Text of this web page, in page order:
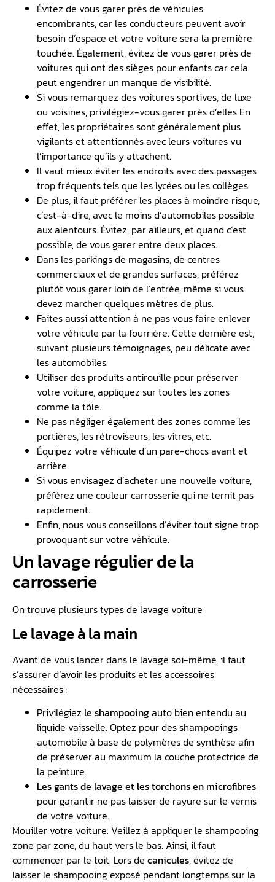
Évitez de vous garer près de véhicules
encombrants, car les conducteurs peuvent avoir
besoin d’espace et votre voiture sera la première
touchée. Également, évitez de vous garer près de
voitures qui ont des sièges pour enfants car cela
peut engendrer un manque de visibilité.
Si vous remarquez des voitures sportives, de luxe
ou voisines, privilégiez-vous garer près d’elles En
effet, les propriétaires sont généralement plus
vigilants et attentionnés avec leurs voitures vu
l’importance qu’ils y attachent.
Il vaut mieux éviter les endroits avec des passages
trop fréquents tels que les lycées ou les collèges.
De plus, il faut préférer les places à moindre risque,
c’est-à-dire, avec le moins d’automobiles possible
aux alentours. Évitez, par ailleurs, et quand c’est
possible, de vous garer entre deux places.
Dans les parkings de magasins, de centres
commerciaux et de grandes surfaces, préférez
plutôt vous garer loin de l’entrée, même si vous
devez marcher quelques mètres de plus.
Faites aussi attention à ne pas vous faire enlever
votre véhicule par la fourrière. Cette dernière est,
suivant plusieurs témoignages, peu délicate avec
les automobiles.
Utiliser des produits antirouille pour préserver
votre voiture, appliquez sur toutes les zones
comme la tôle.
Ne pas négliger également des zones comme les
portières, les rétroviseurs, les vitres, etc.
Équipez votre véhicule d’un pare-chocs avant et
arrière.
Si vous envisagez d’acheter une nouvelle voiture,
préférez une couleur carrosserie qui ne ternit pas
rapidement.
Enfin, nous vous conseillons d’éviter tout signe trop
provoquant sur votre véhicule.
Un lavage régulier de la
carrosserie
On trouve plusieurs types de lavage voiture :
Le lavage à la main
Avant de vous lancer dans le lavage soi-même, il faut
s’assurer d’avoir les produits et les accessoires
nécessaires :
Privilégiez le shampooingauto bien entendu au
liquide vaisselle. Optez pour des shampooings
automobile à base de polymères de synthèse afin
de préserver au maximum la couche protectrice de
la peinture.
Les gants de lavage et les torchons en microfibres
pour garantir ne pas laisser de rayure sur le vernis
de votre voiture.
Mouiller votre voiture. Veillez à appliquer le shampooing
zone par zone, du haut vers le bas. Ainsi, il faut
commencer par le toit. Lors de canicules, évitez de
laisser le shampooing exposé pendant longtemps sur la